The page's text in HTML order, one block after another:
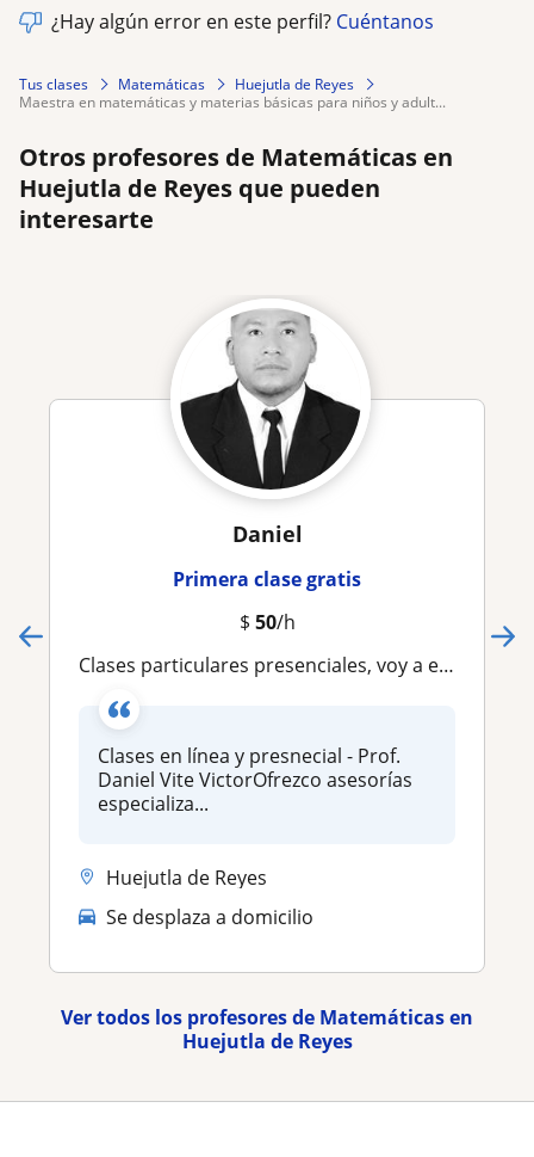
¿Hay algún error en este perfil? Cuéntanos
Tus clases Matemáticas
Huejutla de Reyes
maestra en matemáticas y materias básicas para niños y adult...
Otros profesores de Matemáticas en
Huejutla de Reyes que pueden
interesarte
Daniel
Primera clase gratis
$ 50/h
Clases particulares presenciales, voy a enseñarte hasta tu domicilio, apoyo en tareas de manera online
Clases en línea y presnecial - Prof.
Daniel Vite VictorOfrezco asesorías
especializa...
Huejutla de Reyes
Se desplaza a domicilio
Ver todos los profesores de Matemáticas en
Huejutla de Reyes